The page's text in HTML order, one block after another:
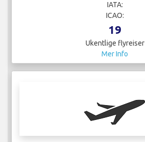
IATA:
ICAO:
19
Ukentlige flyreiser
Mer Info